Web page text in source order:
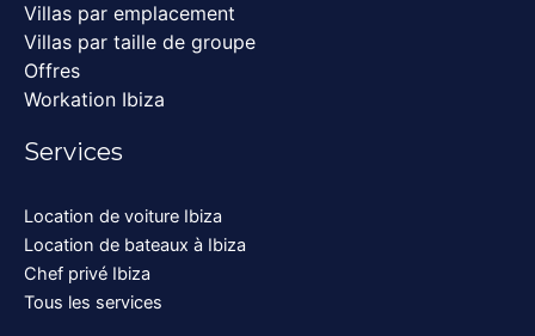
Villas par emplacement
Villas par taille de groupe
Offres
Workation Ibiza
Services
Location de voiture Ibiza
Location de bateaux à Ibiza
Chef privé Ibiza
Tous les services